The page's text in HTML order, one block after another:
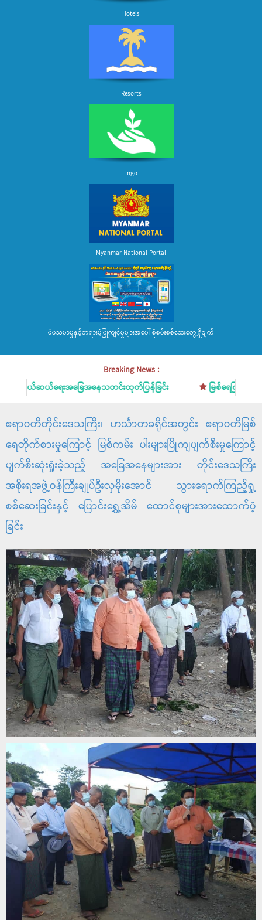
Hotels
Resorts
Ingo
Myanmar National Portal
မဲမသမာမှုနှင့်တရားမဲ့ပြုကျင့်မှုများအပေါ် စုံစမ်းစစ်ဆေးတွေ့ရှိချက်
Breaking News :
ေးအခြေအနေသတင်းထုတ်ပြန်ခြင်း
မြစ်ရေကြီးမှုအန္တရာယ်
ဧရာဝတီတိုင်းဒေသကြီး၊ ဟင်္သာတခရိုင်အတွင်း ဧရာဝတီမြစ်
ရေတိုက်စားမှုကြောင့် မြစ်ကမ်း ပါးများပြိုကျပျက်စီးမှုကြောင့်
ပျက်စီးဆုံးရှုံးခဲ့သည့် အခြေအနေများအား တိုင်းဒေသကြီး
အစိုးရအဖွဲ့ဝန်ကြီးချုပ်ဦးလှမိုးအောင် သွားရောက်ကြည့်ရှု့
စစ်ဆေးခြင်းနှင့် ပြောင်းရွှေ့အိမ် ထောင်စုများအားထောက်ပံ့
ခြင်း